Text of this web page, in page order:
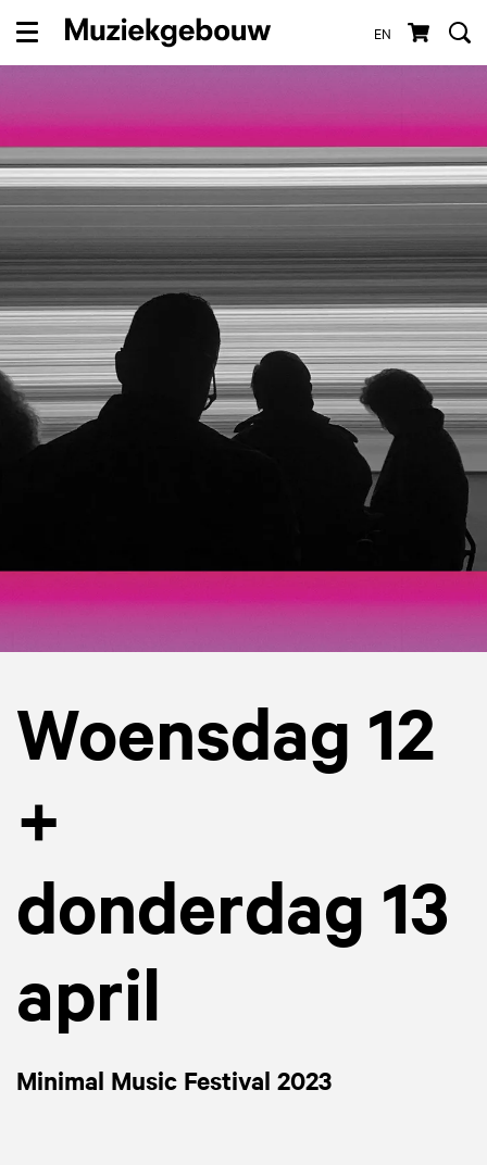
EN
Menu
Woensdag 12
+
donderdag 13
april
Minimal Music Festival 2023